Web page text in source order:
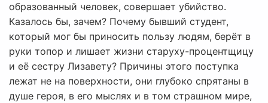
образованный человек, совершает убийство.
Казалось бы, зачем? Почему бывший студент,
который мог бы приносить пользу людям, берёт в
руки топор и лишает жизни старуху-процентщицу
и её сестру Лизавету? Причины этого поступка
лежат не на поверхности, они глубоко спрятаны в
душе героя, в его мыслях и в том страшном мире,